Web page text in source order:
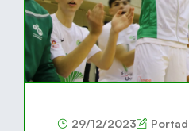
29/12/2023